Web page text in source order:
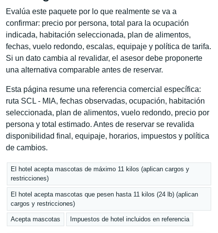
Evalúa este paquete por lo que realmente se va a
confirmar: precio por persona, total para la ocupación
indicada, habitación seleccionada, plan de alimentos,
fechas, vuelo redondo, escalas, equipaje y política de tarifa.
Si un dato cambia al revalidar, el asesor debe proponerte
una alternativa comparable antes de reservar.
Esta página resume una referencia comercial específica:
ruta SCL - MIA, fechas observadas, ocupación, habitación
seleccionada, plan de alimentos, vuelo redondo, precio por
persona y total estimado. Antes de reservar se revalida
disponibilidad final, equipaje, horarios, impuestos y política
de cambios.
El hotel acepta mascotas de máximo 11 kilos (aplican cargos y
restricciones)
El hotel acepta mascotas que pesen hasta 11 kilos (24 lb) (aplican
cargos y restricciones)
Acepta mascotas Impuestos de hotel incluidos en referencia